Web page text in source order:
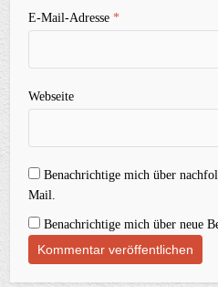
E-Mail-Adresse*
Webseite
Benachrichtige mich über
Mail.
Benachrichtige mich über neue